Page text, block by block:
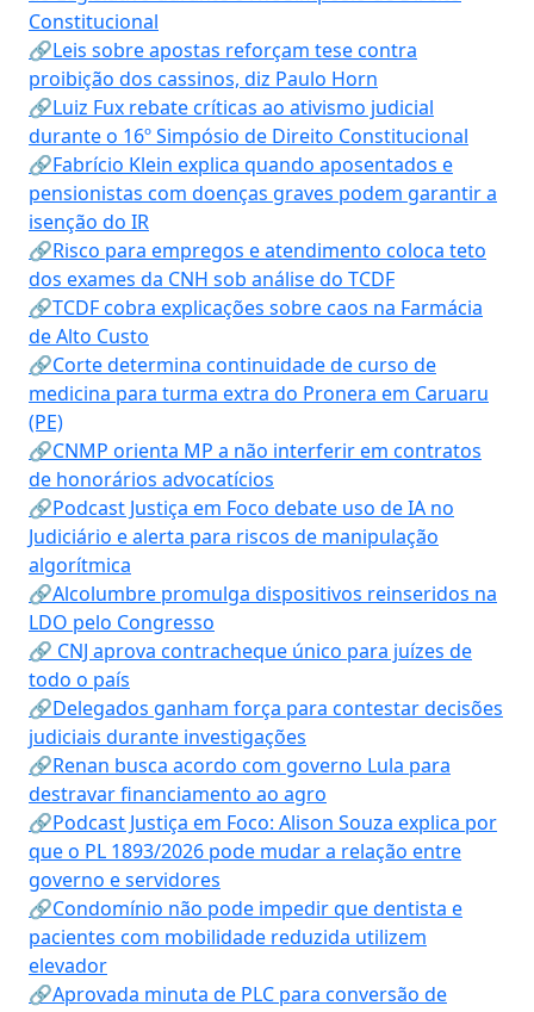
Constitucional
🔗Leis sobre apostas reforçam tese contra
proibição dos cassinos, diz Paulo Horn
🔗Luiz Fux rebate críticas ao ativismo judicial
durante o 16º Simpósio de Direito Constitucional
🔗Fabrício Klein explica quando aposentados e
pensionistas com doenças graves podem garantir a
isenção do IR
🔗Risco para empregos e atendimento coloca teto
dos exames da CNH sob análise do TCDF
🔗TCDF cobra explicações sobre caos na Farmácia
de Alto Custo
🔗Corte determina continuidade de curso de
medicina para turma extra do Pronera em Caruaru
(PE)
🔗CNMP orienta MP a não interferir em contratos
de honorários advocatícios
🔗Podcast Justiça em Foco debate uso de IA no
Judiciário e alerta para riscos de manipulação
algorítmica
🔗Alcolumbre promulga dispositivos reinseridos na
LDO pelo Congresso
🔗 CNJ aprova contracheque único para juízes de
todo o país
🔗Delegados ganham força para contestar decisões
judiciais durante investigações
🔗Renan busca acordo com governo Lula para
destravar financiamento ao agro
🔗Podcast Justiça em Foco: Alison Souza explica por
que o PL 1893/2026 pode mudar a relação entre
governo e servidores
🔗Condomínio não pode impedir que dentista e
pacientes com mobilidade reduzida utilizem
elevador
🔗Aprovada minuta de PLC para conversão de